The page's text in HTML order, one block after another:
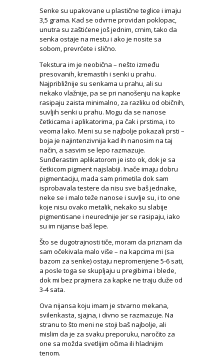
Senke su upakovane u plastične teglice i imaju
3,5 grama. Kad se odvrne providan poklopac,
unutra su zaštićene još jednim, crnim, tako da
senka ostaje na mestu i ako je nosite sa
sobom, prevrćete i slično.
Tekstura im je neobična – nešto između
presovanih, kremastih i senki u prahu.
Najpribližnije su senkama u prahu, ali su
nekako vlažnije, pa se pri nanošenju na kapke
rasipaju zaista minimalno, za razliku od običnih,
suvljih senki u prahu. Mogu da se nanose
četkicama i aplikatorima, pa čak i prstima, i to
veoma lako. Meni su se najbolje pokazali prsti –
boja je najintenzivnija kad ih nanosim na taj
način, a sasvim se lepo razmazuje.
Sunđerastim aplikatorom je isto ok, dok je sa
četkicom pigment najslabiji. Inače imaju dobru
pigmentaciju, mada sam primetila dok sam
isprobavala testere da nisu sve baš jednake,
neke se i malo teže nanose i suvlje su, i to one
koje nisu ovako metalik, nekako su slabije
pigmentisane i neurednije jer se rasipaju, iako
su im nijanse baš lepe.
Što se dugotrajnosti tiče, moram da priznam da
sam očekivala malo više – na kapcima mi (sa
bazom za senke) ostaju nepromenjene 5-6 sati,
a posle toga se skupljaju u pregibima i blede,
dok mi bez prajmera za kapke ne traju duže od
3-4 sata.
Ova nijansa koju imam je stvarno mekana,
svilenkasta, sjajna, i divno se razmazuje. Na
stranu to što meni ne stoji baš najbolje, ali
mislim da je za svaku preporuku, naročito za
one sa možda svetlijim očima ili hladnijim
tenom.